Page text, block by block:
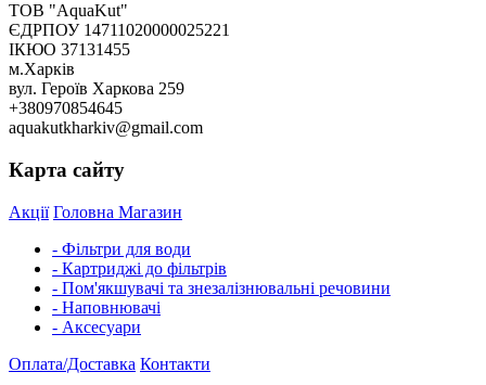
ТОВ "AquaKut"
ЄДРПОУ 14711020000025221
ІКЮО 37131455
м.Харків
вул. Героїв Харкова 259
+380970854645
aquakutkharkiv@gmail.com
Карта сайту
Акції Головна Магазин
- Фільтри для води
- Картриджі до фільтрів
- Пом'якшувачі та знезалізнювальні речовини
- Наповнювачі
- Аксесуари
Оплата/Доставка Контакти